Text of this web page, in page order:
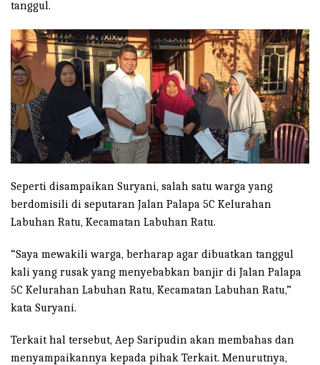
tanggul.
Seperti disampaikan Suryani, salah satu warga yang
berdomisili di seputaran Jalan Palapa 5C Kelurahan
Labuhan Ratu, Kecamatan Labuhan Ratu.
“Saya mewakili warga, berharap agar dibuatkan tanggul
kali yang rusak yang menyebabkan banjir di Jalan Palapa
5C Kelurahan Labuhan Ratu, Kecamatan Labuhan Ratu,”
kata Suryani.
Terkait hal tersebut, Aep Saripudin akan membahas dan
menyampaikannya kepada pihak Terkait. Menurutnya,